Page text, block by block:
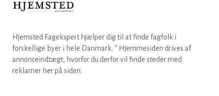
Hjemsted Fagekspert hjælper dig til at finde fagfolk i
forskellige byer i hele Danmark. * Hjemmesiden drives af
annonceindtægt, hvorfor du derfor vil finde steder med
reklamer her på siden.